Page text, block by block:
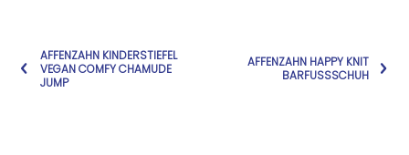
AFFENZAHN KINDERSTIEFEL
VEGAN COMFY CHAMUDE
JUMP
AFFENZAHN HAPPY KNIT
BARFUSSSCHUH